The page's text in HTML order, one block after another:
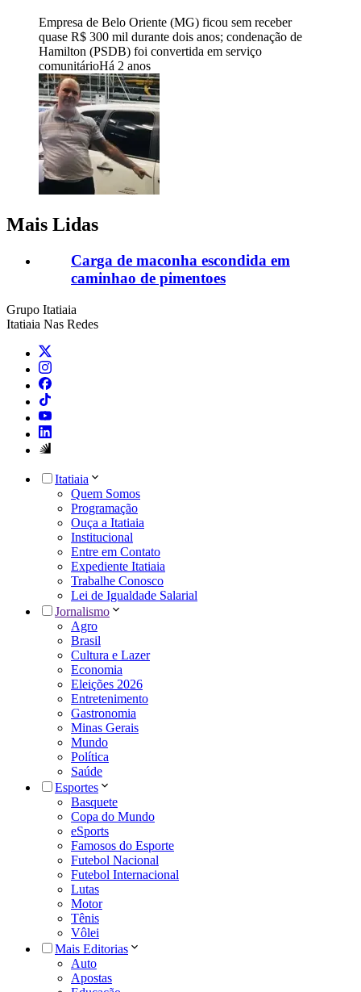
Empresa de Belo Oriente (MG) ficou sem receber
quase R$ 300 mil durante dois anos; condenação de
Hamilton (PSDB) foi convertida em serviço
comunitárioHá 2 anos
Mais Lidas
Carga de maconha escondida em
caminhao de pimentoes
Grupo Itatiaia
Itatiaia Nas Redes
Itatiaia
Quem Somos
Programação
Ouça a Itatiaia
Institucional
Entre em Contato
Expediente Itatiaia
Trabalhe Conosco
Lei de Igualdade Salarial
Jornalismo
Agro
Brasil
Cultura e Lazer
Economia
Eleições 2026
Entretenimento
Gastronomia
Minas Gerais
Mundo
Política
Saúde
Esportes
Basquete
Copa do Mundo
eSports
Famosos do Esporte
Futebol Nacional
Futebol Internacional
Lutas
Motor
Tênis
Vôlei
Mais Editorias
Auto
Apostas